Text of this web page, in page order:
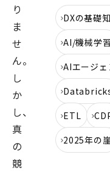
り
ま
せ
ん。
し
か
し、
真
の
競
DXの基礎
AI/機械学習
AIエージェ
ETL
2025年の崖